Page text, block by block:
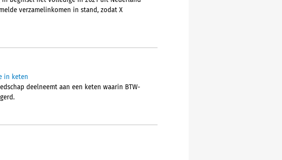
verzamelinkomen in stand, zodat X
in keten
deelneemt aan een keten waarin BTW-